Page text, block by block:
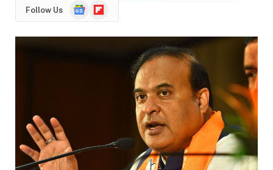
Follow Us
GoogleFlipboard